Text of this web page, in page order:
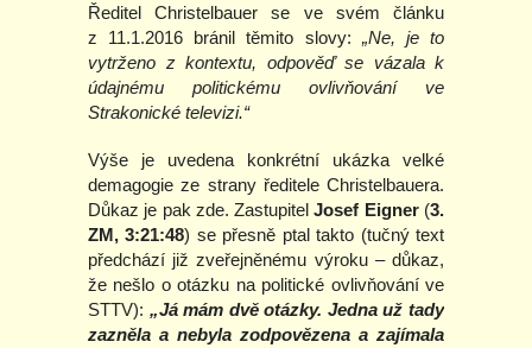
Ředitel Christelbauer se ve svém článku
z 11.1.2016 bránil těmito slovy: „Ne, je to
vytrženo z kontextu, odpověď se vázala k
údajnému politickému ovlivňování ve
Strakonické televizi.“
Výše je uvedena konkrétní ukázka velké
demagogie ze strany ředitele Christelbauera.
Důkaz je pak zde. ZastupitelJosef Eigner(3.
ZM, 3:21:48) se přesně ptal takto (tučný text
předchází již zveřejněnému výroku – důkaz,
že nešlo o otázku na politické ovlivňování ve
STTV): „Já mám dvě otázky. Jedna už tady
zazněla a nebyla zodpovězena a zajímala